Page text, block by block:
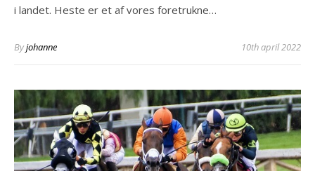
i landet. Heste er et af vores foretrukne…
Byjohanne 10th april 2022